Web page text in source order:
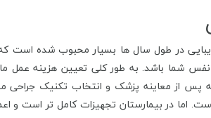
در طول سال ها بسیار محبوب شده است
نفس شما باشد. به طور کلی تعیین هزینه عمل
پس از معاینه پزشک و انتخاب تکنیک
اما در بیمارستان تجهیزات کامل تر است و